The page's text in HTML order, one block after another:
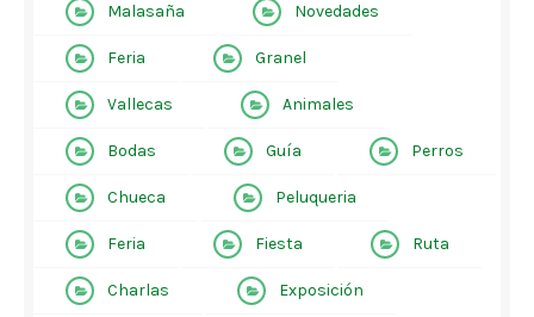
Malasaña Novedades
Feria Granel
Vallecas Animales
Bodas Guía Perros
Chueca Peluqueria
Feria Fiesta Ruta
Charlas Exposición